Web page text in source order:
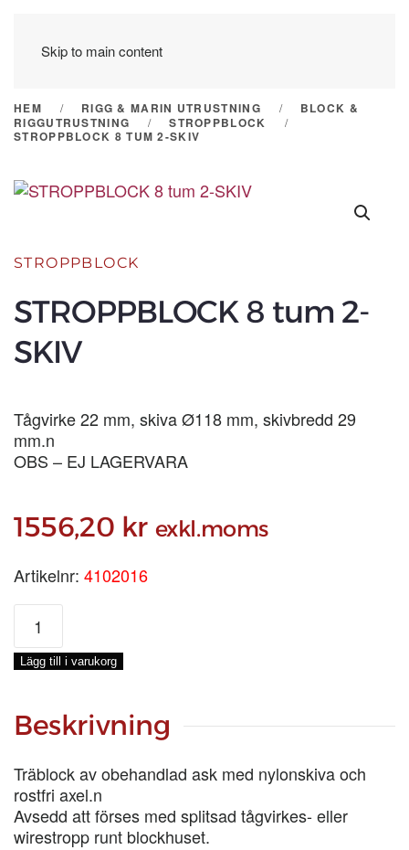
Skip to main content
HEM RIGG & MARIN UTRUSTNING
BLOCK &
RIGGUTRUSTNING
STROPPBLOCK
STROPPBLOCK 8 TUM 2-SKIV
STROPPBLOCK
STROPPBLOCK 8 tum 2-
SKIV
Tågvirke 22 mm, skiva Ø118 mm, skivbredd 29
mm.n
OBS – EJ LAGERVARA
1556,20 kr exkl.moms
Artikelnr: 4102016
STROPPBLOCK
tum
2-
mängd
Lägg till i varukorg
Beskrivning
Träblock av obehandlad ask med nylonskiva och
rostfri axel.n
Avsedd att förses med splitsad tågvirkes- eller
wirestropp runt blockhuset.